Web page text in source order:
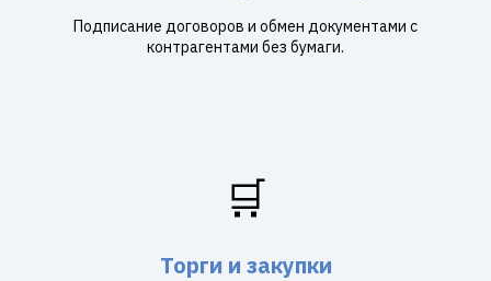
Подписание договоров и обмен документами с
контрагентами без бумаги.
🛒
Торги и закупки